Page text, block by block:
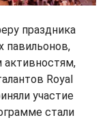
праздника
павильонов,
Royal
участие
стали